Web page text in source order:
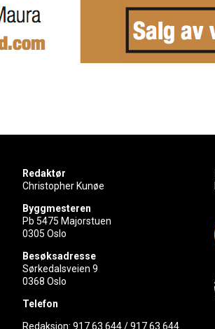
Redaktør
Christopher Kunøe
Byggmesteren
Pb 5475 Majorstuen
0305 Oslo
Besøksadresse
Sørkedalsveien 9
0368 Oslo
Telefon
Redaksjon:917 63 644/917 63 644